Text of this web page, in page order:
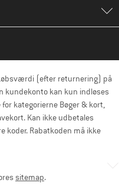
(efter returnering) på
kundekonto kan kun indløses
kategorierne Bøger & kort,
Kan ikke udbetales
koder. Rabatkoden må ikke
sitemap.